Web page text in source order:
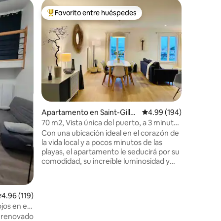
promedio: 4.96 de 5, 119 reseñas
4.96 (119)
en el
Favorito entre huéspedes preferido
Favorito entre huéspedes
Apartamento en Saint-Gilles
-Croix-de-Vie
Calificación promedio:
4.99 (194)
70 m2, Vista única del puerto, a 3 minutos
de la playa
Con una ubicación ideal en el corazón de
la vida local y a pocos minutos de las
playas, el apartamento le seducirá por su
comodidad, su increíble luminosidad y